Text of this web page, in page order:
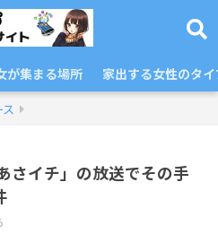
が集まる場所 家出する女性のタ
さイチ」の放送でその手